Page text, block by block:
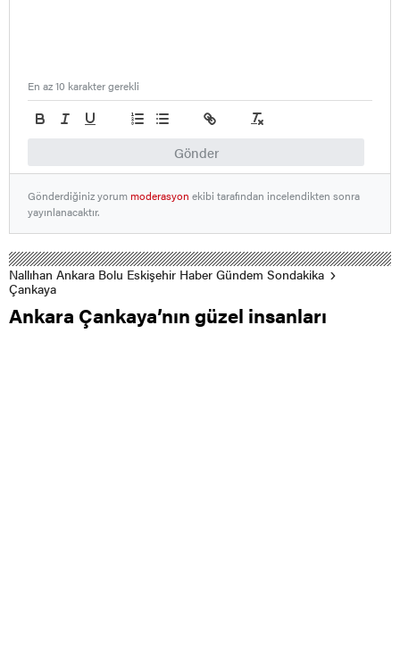
Gönder
En az 10 karakter gerekli
Gönderdiğiniz yorummoderasyon ekibi tarafından incelendikten sonra
yayınlanacaktır.
Nallıhan Ankara Bolu Eskişehir Haber Gündem Sondakika
Çankaya
Ankara Çankaya’nın güzel insanları